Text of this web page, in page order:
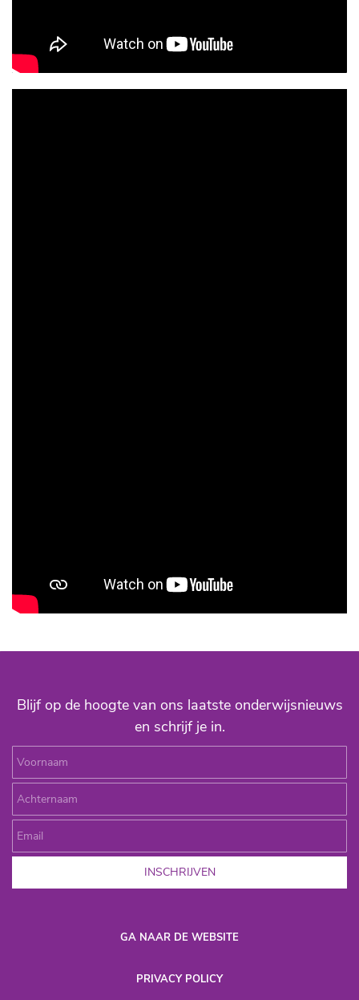
Blijf op de hoogte van ons laatste onderwijsnieuws
en schrijf je in.
INSCHRIJVEN
GA NAAR DE WEBSITE
PRIVACY POLICY